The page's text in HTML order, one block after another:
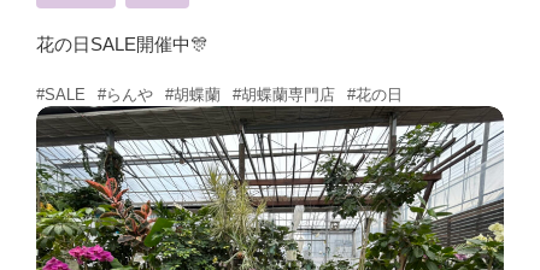
花の日SALE開催中🎊
#SALE #らんや #胡蝶蘭 #胡蝶蘭専門店 #花の日